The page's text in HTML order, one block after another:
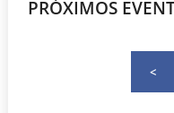
PRÓXIMOS
<